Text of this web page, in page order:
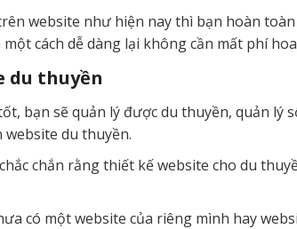
website như hiện nay thì bạn hoàn
cách dễ dàng lại không cần mất phí
du thuyền
bạn sẽ quản lý được du thuyền, quản lý
du thuyền.
chắn rằng thiết kế website cho du
có một website của riêng mình hay